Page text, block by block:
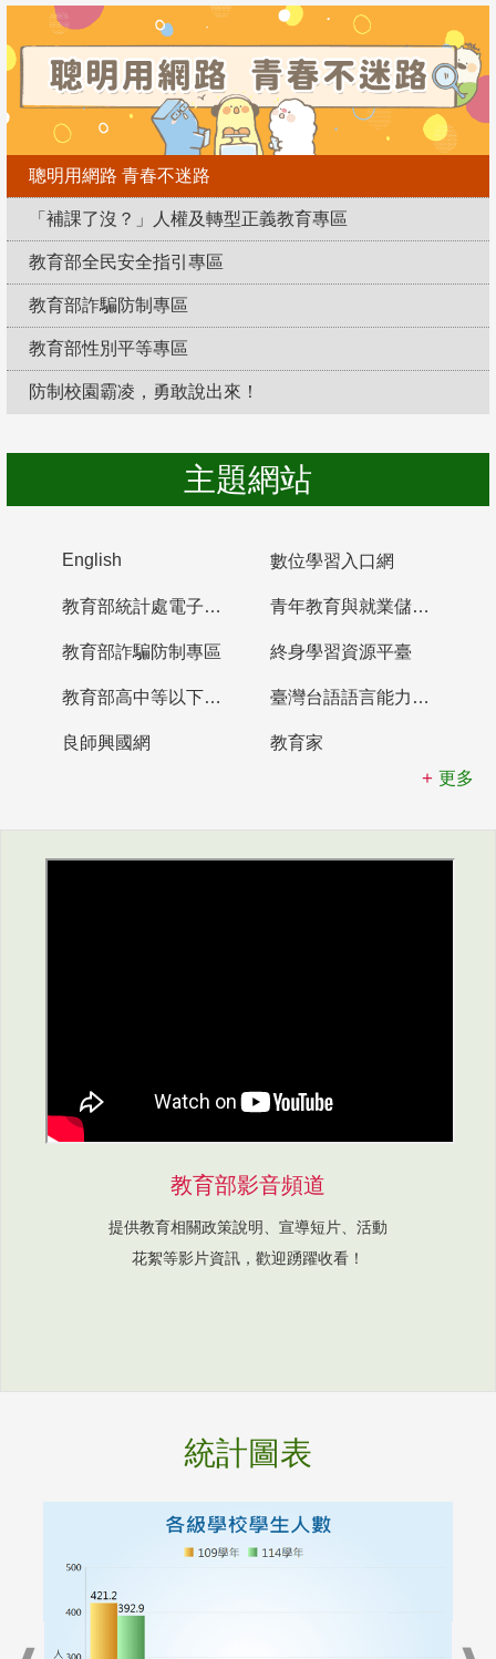
聰明用網路 青春不迷路
「補課了沒？」人權及轉型正義教育專區
教育部全民安全指引專區
教育部詐騙防制專區
教育部性別平等專區
防制校園霸凌，勇敢說出來！
主題網站
English 數位學習入口網
教育部統計處電子書櫃 青年教育與就業儲蓄帳戶
教育部詐騙防制專區 終身學習資源平臺
教育部高中等以下學校及幼兒園教師資格檢定考試 臺灣台語語言能力認證網站
良師興國網
教育家
更多
教育部影音頻道
提供教育相關政策說明、宣導短片、活動
花絮等影片資訊，歡迎踴躍收看！
統計圖表